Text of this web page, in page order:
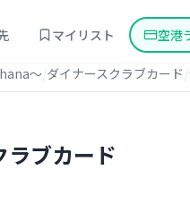
マイリスト 空港
〜 ダイナースクラブカード
ブカード